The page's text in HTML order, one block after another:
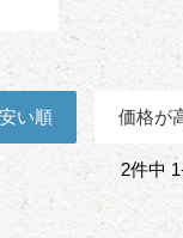
い順 価格が
2件中 1